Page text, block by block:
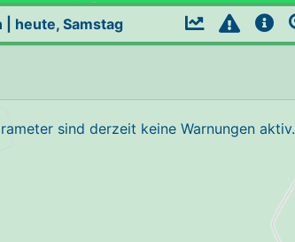
heute, Samstag
sind derzeit keine Warnungen aktiv.